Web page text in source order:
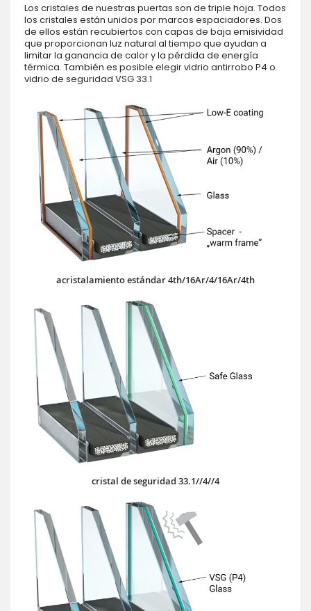
Los cristales de nuestras puertas son de triple hoja. Todos
los cristales están unidos por marcos espaciadores. Dos
de ellos están recubiertos con capas de baja emisividad
que proporcionan luz natural al tiempo que ayudan a
limitar la ganancia de calor y la pérdida de energía
térmica. También es posible elegir vidrio antirrobo P4 o
vidrio de seguridad VSG 33.1
acristalamiento estándar 4th/16Ar/4/16Ar/4th
cristal de seguridad 33.1//4//4